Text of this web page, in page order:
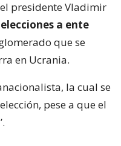
presidente Vladimir
a ente
que se
en Ucrania.
la cual se
pese a que el